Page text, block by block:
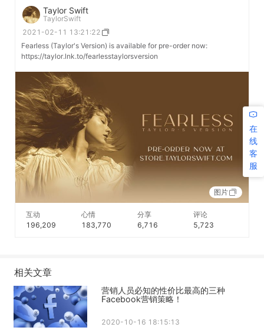
Taylor Swift
TaylorSwift
2021-02-11 13:21:22
Fearless (Taylor's Version) is available for pre-order now:
https://taylor.lnk.to/fearlesstaylorsversion
图片
互动
196,209
心情
183,770
分享
6,716
评论
5,723
相关文章
营销人员必知的性价比最高的三种
Facebook营销策略！
2020-10-16 18:15:13
在
线
客
服